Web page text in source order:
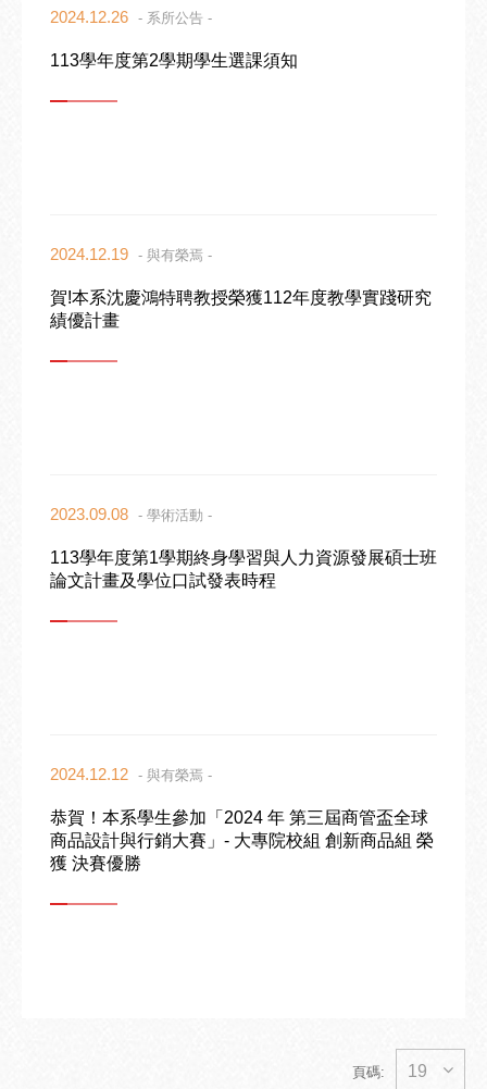
2024.12.26 - 系所公告 -
113學年度第2學期學生選課須知
2024.12.19 - 與有榮焉 -
賀!本系沈慶鴻特聘教授榮獲112年度教學實踐研究
績優計畫
2023.09.08 - 學術活動 -
113學年度第1學期終身學習與人力資源發展碩士班
論文計畫及學位口試發表時程
2024.12.12 - 與有榮焉 -
恭賀！本系學生參加「2024 年 第三屆商管盃全球
商品設計與行銷大賽」- 大專院校組 創新商品組 榮
獲 決賽優勝
頁碼: 19